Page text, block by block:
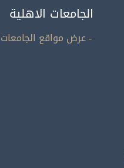
الجامعات الاهلية
- عرض مواقع الجامعات